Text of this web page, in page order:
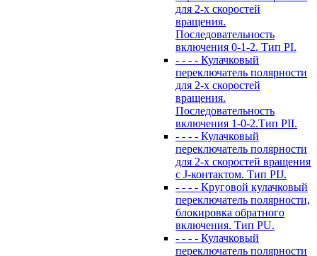
для 2-х скоростей
вращения.
Последовательность
включения 0-1-2. Тип PI.
- - - - Кулачковый
переключатель полярности
для 2-х скоростей
вращения.
Последовательность
включения 1-0-2.Тип PII.
- - - - Кулачковый
переключатель полярности
для 2-х скоростей вращения
с J-контактом. Тип PIJ.
- - - - Круговой кулачковый
переключатель полярности,
блокировка обратного
включения. Тип PU.
- - - - Кулачковый
переключатель полярности